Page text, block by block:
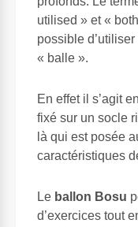
utilised » et «
possible
« balle ».
En effet il s’agit
fixé sur un socle
là qui est posée
caractéristiques
Le ballon Bosu
d’exercices tout